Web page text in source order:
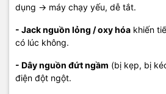
dụng → máy chạy yếu, dễ tắt.
- Jack nguồn lỏng / oxy hóa khiến
có lúc không.
- Dây nguồn đứt ngầm (bị kẹp, bị
điện đột ngột.
- Kiểm tra – test nguồn camera/đầu ghi:
- Thay adapter nguồn: 80.000 –
- Sửa đầu ghi không lên nguồn (nguồn/